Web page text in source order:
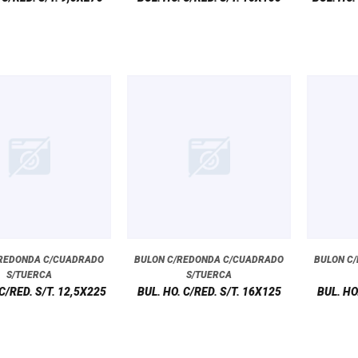
C/CUADRADO
S/TUERCA
RED. S/T. 12,5X225
BULON C/REDONDA C/CUADRADO
S/TUERCA
BUL. HO. C/RED. S/T. 16X125
BULON
BUL.